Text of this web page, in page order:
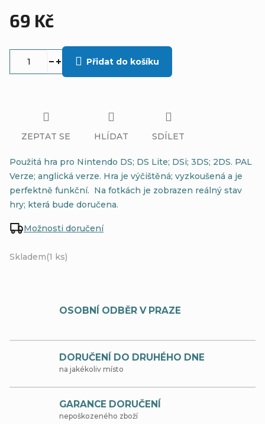
69 Kč
Skladem(1 ks)
Možnosti doručení
Přidat do košíku
Použitá hra pro Nintendo DS; DS Lite; DSi; 3DS; 2DS. PAL
Verze; anglická verze. Hra je výčištěná; vyzkoušená a je
perfektně funkční. Na fotkách je zobrazen reálný stav
hry; která bude doručena.
ZEPTAT SE HLÍDAT SDÍLET
OSOBNÍ ODBĚR V PRAZE
DORUČENÍ DO DRUHÉHO DNE
na jakékoliv místo
GARANCE DORUČENÍ
nepoškozeného zboží